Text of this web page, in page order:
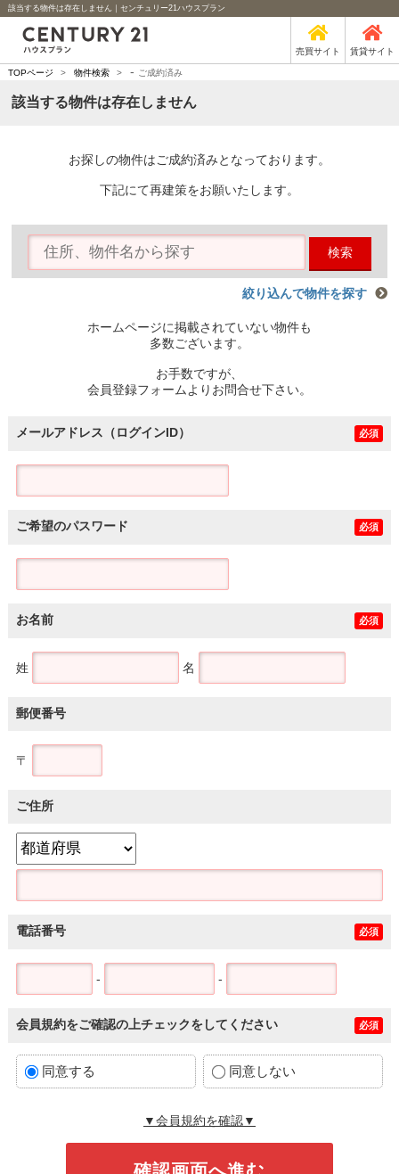
該当する物件は存在しません｜センチュリー21ハウスプラン
売買サイト 賃貸サイト
TOPページ > 物件検索 > - ご成約済み
該当する物件は存在しません
お探しの物件はご成約済みとなっております。
下記にて再建策をお願いたします。
検索
絞り込んで物件を探す
ホームページに掲載されていない物件も
多数ございます。
お手数ですが、
会員登録フォームよりお問合せ下さい。
メールアドレス（ログインID） 必須
ご希望のパスワード 必須
お名前 必須
姓 名
郵便番号
〒
ご住所
電話番号 必須
- -
会員規約をご確認の上チェックをしてください 必須
同意する 同意しない
▼会員規約を確認▼